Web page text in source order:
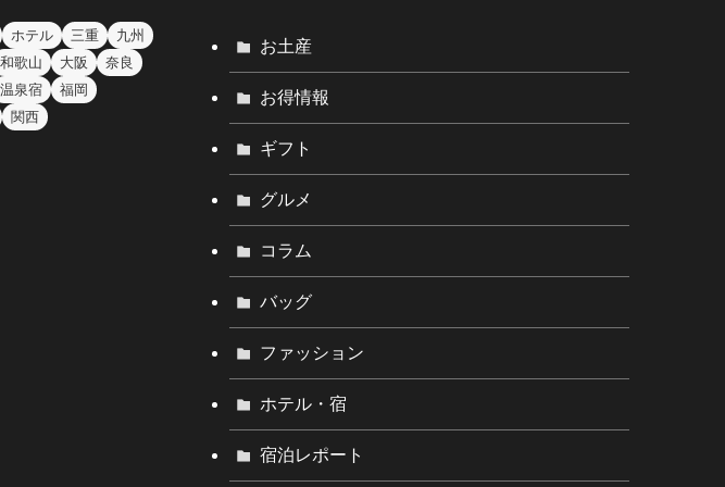
ホテル 三重
九州
和歌山 大阪
奈良
温泉宿
福岡
関西
お土産
お得情報
ギフト
グルメ
コラム
バッグ
ファッション
ホテル・宿
宿泊レポート